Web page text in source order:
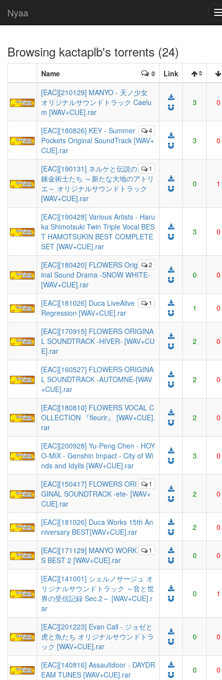
Nyaa
Browsing kactaplb's torrents (24)
Name
Link
[EAC][210129] MANYO - 天ノ少女
オリジナルサウンドトラック Caelu
m [WAV+CUE].rar
3 0
4
[EAC][180826] KEY - Summer
Pockets Original SoundTrack [WAV+
CUE].rar
3 0
1
[EAC][190131] ネルケと伝説の
錬金術士たち ～新たな大地のアトリ
エ～ オリジナルサウンドトラック
[WAV+CUE].rar
0 1
[EAC][190428] Various Artists - Haru
ka Shimotsuki Twin Triple Vocal BES
T HAMOTSUKIN BEST COMPLETE
SET [WAV+CUE].rar
3 0
2
[EAC][180420] FLOWERS Orig
inal Sound Drama -SNOW WHITE-
[WAV+CUE].rar
0 0
1
[EAC][181026] Duca LiveAlive
Regression [WAV+CUE].rar
1 0
[EAC][170915] FLOWERS ORIGINA
L SOUNDTRACK -HIVER- [WAV+CU
E].rar
2 0
[EAC][160527] FLOWERS ORIGINA
L SOUNDTRACK -AUTOMNE-[WAV
+CUE].rar
2 0
[EAC][180810] FLOWERS VOCAL C
OLLECTION 『fleurir』 [WAV+CUE].
rar
2 0
[EAC][200928] Yu-Peng Chen - HOY
O-MiX - Genshin Impact - City of Wi
nds and Idylls [WAV+CUE].rar
3 0
1
[EAC][150417] FLOWERS ORI
GINAL SOUNDTRACK -ete- [WAV+
CUE].rar
2 0
[EAC][181026] Duca Works 15th An
niversary BEST[WAV+CUE].rar
2 0
1
[EAC][171129] MANYO WORK
S BEST 2 [WAV+CUE].rar
0 0
[EAC][141001] シェルノサージュ オ
リジナルサウンドトラック ～音と世
界の受信記録 Sec.2～ [WAV+CUE].r
ar
0 1
[EAC][201223] Evan Call - ジョゼと
虎と魚たち オリジナルサウンドトラ
ック [WAV+CUE].rar
0 0
[EAC][140816] Assaultdoor - DAYDR
EAM TUNES [WAV+CUE].rar
0 0